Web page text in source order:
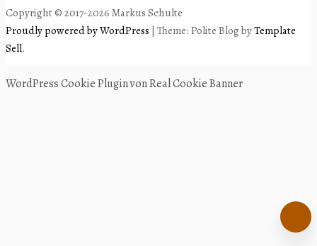
Copyright © 2017-2026 Markus Schulte
Proudly powered by WordPress Theme: Polite Blog byTemplate
Sell.
WordPress Cookie Plugin von Real Cookie Banner